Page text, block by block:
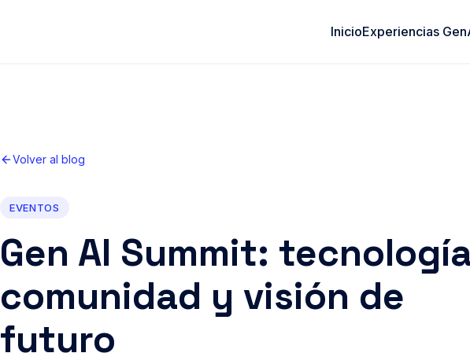
InicioExperiencias
Volver al blog
EVENTOS
Gen AI Summit:
comunidad y visión de
futuro